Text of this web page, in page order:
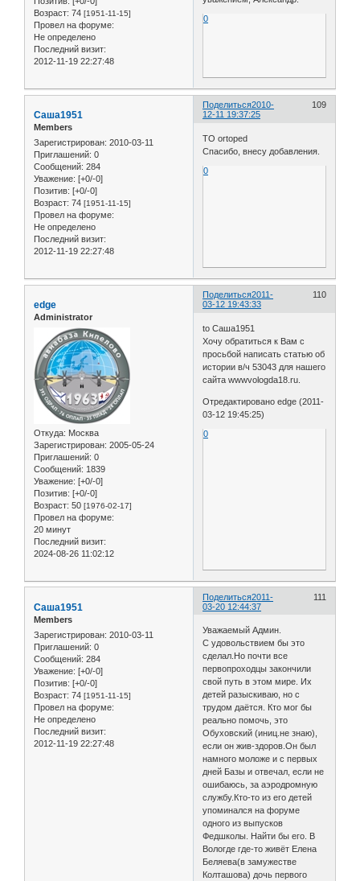
Возраст: 74 [1951-11-15]
Провел на форуме:
Не определено
Последний визит:
2012-11-19 22:27:48
0
Поделиться 109
2010-
12-11 19:37:25
Саша1951
Members
Зарегистрирован: 2010-03-11
Приглашений: 0
Сообщений: 284
Уважение: [+0/-0]
Позитив: [+0/-0]
Возраст: 74 [1951-11-15]
Провел на форуме:
Не определено
Последний визит:
2012-11-19 22:27:48
TO ortoped
Спасибо, внесу добавления.
0
Поделиться 110
2011-
03-12 19:43:33
edge
Administrator
Откуда: Москва
Зарегистрирован: 2005-05-24
Приглашений: 0
Сообщений: 1839
Уважение: [+0/-0]
Позитив: [+0/-0]
Возраст: 50 [1976-02-17]
Провел на форуме:
20 минут
Последний визит:
2024-08-26 11:02:12
to Саша1951
Хочу обратиться к Вам с
просьбой написать статью об
истории в/ч 53043 для нашего
сайта wwwvologda18.ru.
Отредактировано edge (2011-
03-12 19:45:25)
0
Поделиться 111
2011-
03-20 12:44:37
Саша1951
Members
Зарегистрирован: 2010-03-11
Приглашений: 0
Сообщений: 284
Уважение: [+0/-0]
Позитив: [+0/-0]
Возраст: 74 [1951-11-15]
Провел на форуме:
Не определено
Последний визит:
2012-11-19 22:27:48
Уважаемый Админ.
С удовольствием бы это
сделал.Но почти все
первопроходцы закончили
свой путь в этом мире. Их
детей разыскиваю, но с
трудом даётся. Кто мог бы
реально помочь, это
Обуховский (иниц.не знаю),
если он жив-здоров.Он был
намного моложе и с первых
дней Базы и отвечал, если не
ошибаюсь, за аэродромную
службу.Кто-то из его детей
упоминался на форуме
одного из выпусков
Федшколы. Найти бы его. В
Вологде где-то живёт Елена
Беляева(в замужестве
Колташова) дочь первого